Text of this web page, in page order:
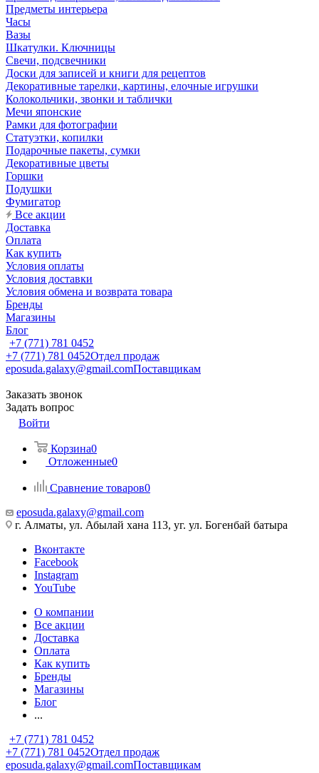
Предметы интерьера
Часы
Вазы
Шкатулки. Ключницы
Свечи, подсвечники
Доски для записей и книги для рецептов
Декоративные тарелки, картины, елочные игрушки
Колокольчики, звонки и таблички
Мечи японские
Рамки для фотографии
Статуэтки, копилки
Подарочные пакеты, сумки
Декоративные цветы
Горшки
Подушки
Фумигатор
Все акции
Доставка
Оплата
Как купить
Условия оплаты
Условия доставки
Условия обмена и возврата товара
Бренды
Магазины
Блог
+7 (771) 781 0452
+7 (771) 781 0452Отдел продаж
eposuda.galaxy@gmail.comПоставщикам
Заказать звонок
Задать вопрос
Войти
Корзина0
Отложенные0
Сравнение товаров0
eposuda.galaxy@gmail.com
г. Алматы, ул. Абылай хана 113, уг. ул. Богенбай батыра
Вконтакте
Facebook
Instagram
YouTube
О компании
Все акции
Доставка
Оплата
Как купить
Бренды
Магазины
Блог
...
+7 (771) 781 0452
+7 (771) 781 0452Отдел продаж
eposuda.galaxy@gmail.comПоставщикам